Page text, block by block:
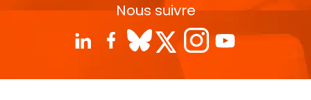
Nous suivre